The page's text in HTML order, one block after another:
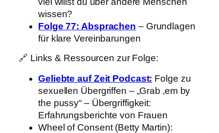
wissen?
Folge 77: Absprachen – Grundlagen
für klare Vereinbarungen
🔗 Links & Ressourcen zur Folge:
Geliebte auf Zeit Podcast: Folge zu
sexuellen Übergriffen – „Grab ‚em by
the pussy“ – Übergriffigkeit:
Erfahrungsberichte von Frauen
Wheel of Consent (Betty Martin):